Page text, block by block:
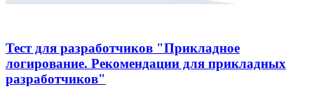
Тест для разработчиков "Прикладное
логирование. Рекомендации для прикладных
разработчиков"